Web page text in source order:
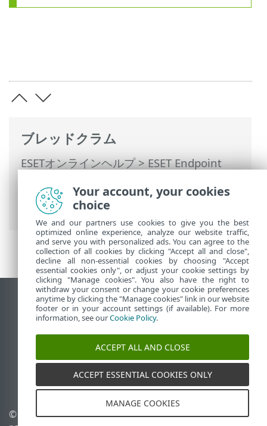
ブレッドクラム
ESETオンラインヘルプ>ESET Endpoint
をESET PROTECT On-Premに接続する方法
> 上書きモードを使用する方法
デスクトップサイトの表示
End of Life
ESETナレッジベース
ESETフォーラム
ESET Status Portal
地域サポート
© 1992 - 2026 ESET, spol. s
Cookieの管理
Your account, your cookies
choice
We and our partners use cookies to give you the best
optimized online experience, analyze our website traffic,
and serve you with personalized ads. You can agree to the
collection of all cookies by clicking "Accept all and close",
decline all non-essential cookies by choosing "Accept
essential cookies only", or adjust your cookie settings by
clicking "Manage cookies". You also have the right to
withdraw your consent or change your cookie preferences
anytime by clicking the "Manage cookies" link in our website
footer or in your account settings (if available). For more
information, see ourCookie Policy.
ACCEPT ALL AND CLOSE
ACCEPT ESSENTIAL COOKIES ONLY
MANAGE COOKIES